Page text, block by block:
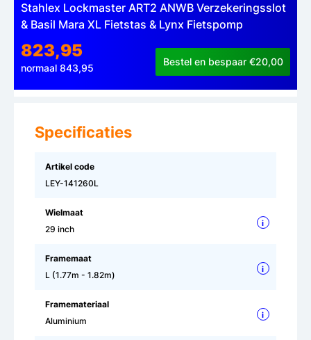
Stahlex Lockmaster ART2 ANWB Verzekeringsslot
& Basil Mara XL Fietstas & Lynx Fietspomp
823,95
normaal 843,95
Bestel en bespaar €20,00
Specificaties
Artikel code
LEY-141260L
Wielmaat
29 inch
i
Framemaat
L (1.77m - 1.82m)
i
Framemateriaal
Aluminium
i